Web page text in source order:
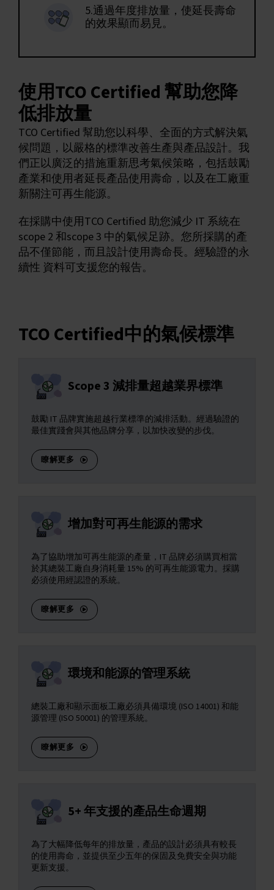
5.通過年度排放量，使延長壽命
的效果顯而易見。
使用TCO Certified 幫助您降
低排放量
TCO Certified 幫助您以科學、全面的方式解決氣
候問題，以嚴格的標準改善生產與產品設計。我
們正以廣泛的措施重新思考氣候策略，包括鼓勵
產業和使用者延長產品使用壽命，以及在工廠重
新關注可再生能源。
在採購中使用TCO Certified 助您減少 IT 系統在
scope 2 和scope 3 中的氣候足跡。您所採購的產
品不僅節能，而且設計使用壽命長。經驗證的永
續性 資料可支援您的報告。
TCO Certified中的氣候標準
Scope 3 減排量超越業界標準
鼓勵 IT 品牌實施超越行業標準的減排活動。經過驗證的
最佳實踐會與其他品牌分享，以加快改變的步伐。
瞭解更多
增加對可再生能源的需求
為了協助增加可再生能源的產量，IT 品牌必須購買相當
於其總裝工廠自身消耗量 15% 的可再生能源電力。採購
必須使用經認證的系統。
瞭解更多
環境和能源的管理系統
總裝工廠和顯示面板工廠必須具備環境 (ISO 14001) 和能
源管理 (ISO 50001) 的管理系統。
瞭解更多
5+ 年支援的產品生命週期
為了大幅降低每年的排放量，產品的設計必須具有較長
的使用壽命，並提供至少五年的保固及免費安全與功能
更新支援。